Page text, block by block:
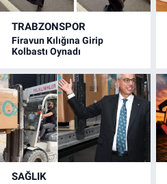
TRABZONSPOR
Firavun Kılığına Girip
Kolbastı Oynadı
SAĞLIK